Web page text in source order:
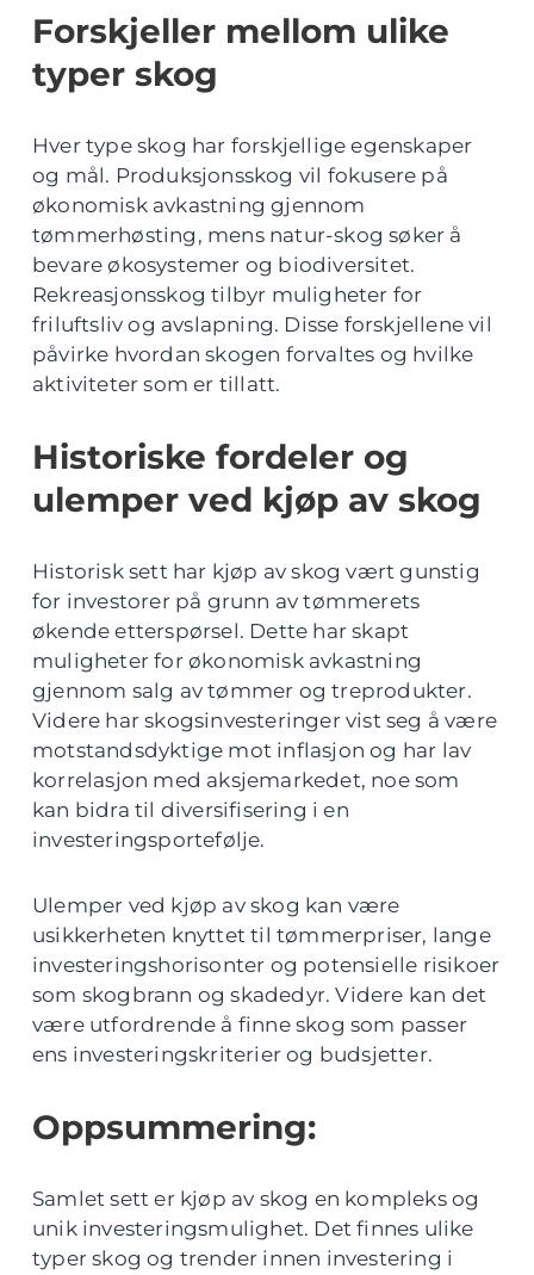
Forskjeller mellom ulike
typer skog
Hver type skog har forskjellige egenskaper
og mål. Produksjonsskog vil fokusere på
økonomisk avkastning gjennom
tømmerhøsting, mens natur-skog søker å
bevare økosystemer og biodiversitet.
Rekreasjonsskog tilbyr muligheter for
friluftsliv og avslapning. Disse forskjellene vil
påvirke hvordan skogen forvaltes og hvilke
aktiviteter som er tillatt.
Historiske fordeler og
ulemper ved kjøp av skog
Historisk sett har kjøp av skog vært gunstig
for investorer på grunn av tømmerets
økende etterspørsel. Dette har skapt
muligheter for økonomisk avkastning
gjennom salg av tømmer og treprodukter.
Videre har skogsinvesteringer vist seg å være
motstandsdyktige mot inflasjon og har lav
korrelasjon med aksjemarkedet, noe som
kan bidra til diversifisering i en
investeringsportefølje.
Ulemper ved kjøp av skog kan være
usikkerheten knyttet til tømmerpriser, lange
investeringshorisonter og potensielle risikoer
som skogbrann og skadedyr. Videre kan det
være utfordrende å finne skog som passer
ens investeringskriterier og budsjetter.
Oppsummering:
Samlet sett er kjøp av skog en kompleks og
unik investeringsmulighet. Det finnes ulike
typer skog og trender innen investering i